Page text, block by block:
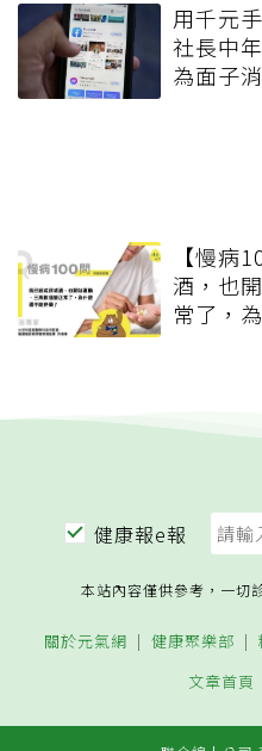
用千元
社長中
為面子
【慢病
酒，也
常了，
健康報e報
本站內容僅供參考，一切
關於元氣網 健康聚樂部
文章首頁